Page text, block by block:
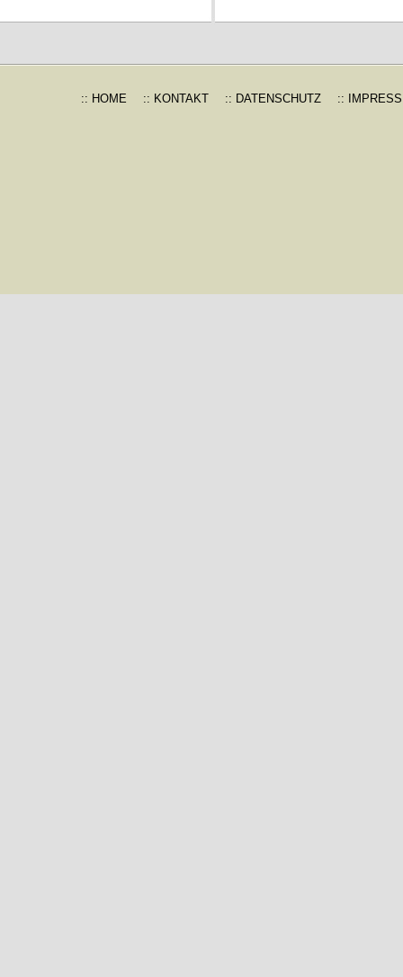
:: HOME :: KONTAKT :: DATENSCHUTZ ::